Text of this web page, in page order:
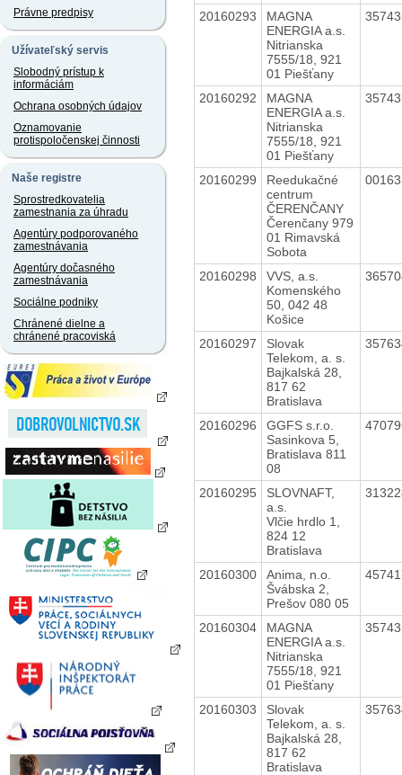
Právne predpisy
Užívateľský servis
Slobodný prístup k
informáciám
Ochrana osobných údajov
Oznamovanie
protispoločenskej činnosti
Naše registre
Sprostredkovatelia
zamestnania za úhradu
Agentúry podporovaného
zamestnávania
Agentúry dočasného
zamestnávania
Sociálne podniky
Chránené dielne a
chránené pracoviská
20160293
MAGNA
ENERGIA a.s.
Nitrianska
7555/18, 921
01 Piešťany
20160292
MAGNA
ENERGIA a.s.
Nitrianska
7555/18, 921
01 Piešťany
20160299
Reedukačné
centrum
ČERENČANY
Čerenčany 979
01 Rimavská
Sobota
20160298
VVS, a.s.
Komenského
50, 042 48
Košice
20160297
Slovak
Telekom, a. s.
Bajkalská 28,
817 62
Bratislava
20160296
GGFS s.r.o.
Sasinkova 5,
Bratislava 811
08
20160295
SLOVNAFT,
a.s.
Vlčie hrdlo 1,
824 12
Bratislava
20160300
Anima, n.o.
Švábska 2,
Prešov 080 05
20160304
MAGNA
ENERGIA a.s.
Nitrianska
7555/18, 921
01 Piešťany
20160303
Slovak
Telekom, a. s.
Bajkalská 28,
817 62
Bratislava